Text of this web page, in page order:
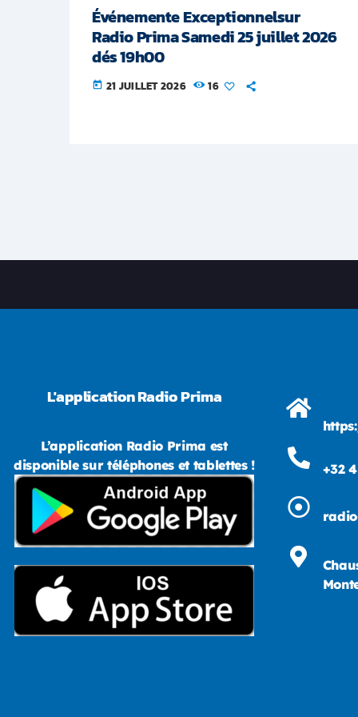
Événemente Exceptionnelsur
Radio Prima Samedi 25 juillet 2026
dés 19h00
today 21 JUILLET 2026 16
L'application Radio Prima
L’application Radio Prima est
disponible sur téléphones et tablettes !
+32